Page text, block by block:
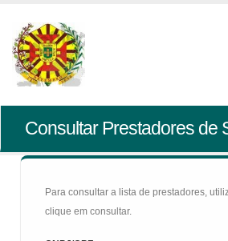
Consultar Prestadores de
Para consultar a lista de prestadores,
clique em consultar.